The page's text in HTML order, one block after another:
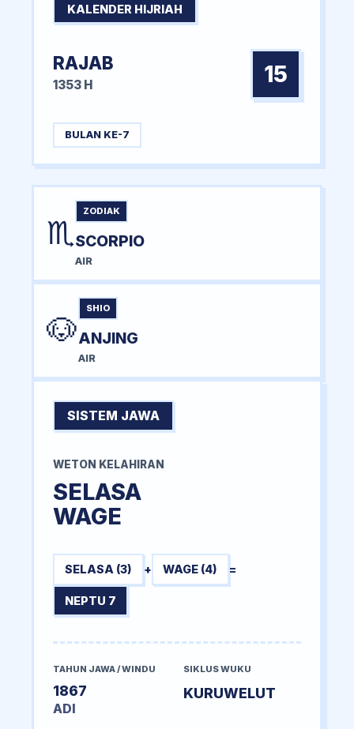
KALENDER HIJRIAH
RAJAB
1353 H 15
BULAN KE-7
♏
ZODIAK
SCORPIO
AIR
🐶
SHIO
ANJING
AIR
SISTEM JAWA
WETON KELAHIRAN
SELASA
WAGE
SELASA (3) + WAGE (4) =
NEPTU 7
TAHUN JAWA / WINDU
1867
ADI
SIKLUS WUKU
KURUWELUT